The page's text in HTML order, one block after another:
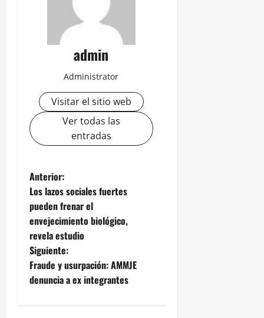
admin
Administrator
Visitar el sitio web
Ver todas las
entradas
N
a
v
e
g
Anterior:
Los lazos sociales fuertes
pueden frenar el
envejecimiento biológico,
revela estudio
Siguiente:
Fraude y usurpación: AMMJE
denuncia a ex integrantes